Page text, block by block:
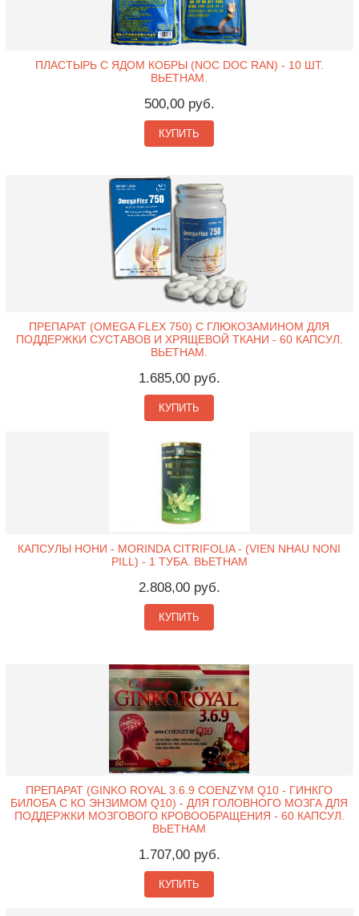
ПЛАСТЫРЬ С ЯДОМ КОБРЫ (NOC DOC RAN) - 10 ШТ.
ВЬЕТНАМ.
500,00 руб.
КУПИТЬ
ПРЕПАРАТ (OMEGA FLEX 750) С ГЛЮКОЗАМИНОМ ДЛЯ
ПОДДЕРЖКИ СУСТАВОВ И ХРЯЩЕВОЙ ТКАНИ - 60 КАПСУЛ.
ВЬЕТНАМ.
1.685,00 руб.
КУПИТЬ
КАПСУЛЫ НОНИ - MORINDA CITRIFOLIA - (VIEN NHAU NONI
PILL) - 1 ТУБА. ВЬЕТНАМ
2.808,00 руб.
КУПИТЬ
ПРЕПАРАТ (GINKO ROYAL 3.6.9 COENZYM Q10 - ГИНКГО
БИЛОБА С КО ЭНЗИМОМ Q10) - ДЛЯ ГОЛОВНОГО МОЗГА ДЛЯ
ПОДДЕРЖКИ МОЗГОВОГО КРОВООБРАЩЕНИЯ - 60 КАПСУЛ.
ВЬЕТНАМ
1.707,00 руб.
КУПИТЬ